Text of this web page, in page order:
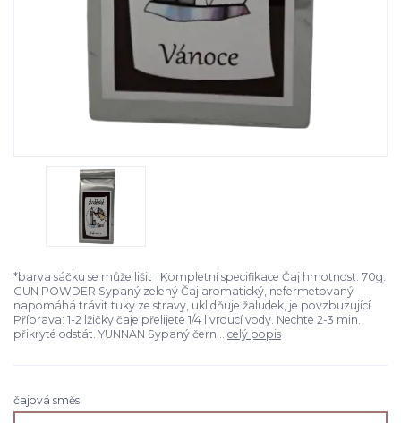
*barva sáčku se může lišit Kompletní specifikace Čaj hmotnost: 70g.
GUN POWDER Sypaný zelený Čaj aromatický, nefermetovaný
napomáhá trávit tuky ze stravy, uklidňuje žaludek, je povzbuzující.
Příprava: 1-2 lžičky čaje přelijete 1/4 l vroucí vody. Nechte 2-3 min.
přikryté odstát. YUNNAN Sypaný čern... celý popis
čajová směs